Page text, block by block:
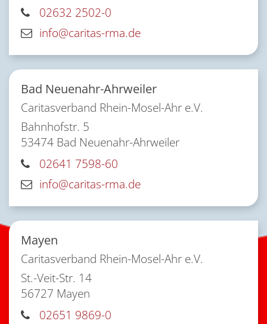
02632 2502-0
info@caritas-rma.de
Bad Neuenahr-Ahrweiler
Caritasverband Rhein-Mosel-Ahr e.V.
Bahnhofstr. 5
53474 Bad Neuenahr-Ahrweiler
02641 7598-60
info@caritas-rma.de
Mayen
Caritasverband Rhein-Mosel-Ahr e.V.
St.-Veit-Str. 14
56727 Mayen
02651 9869-0